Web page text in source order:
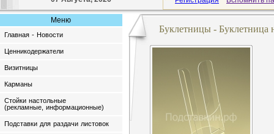
Меню
Главная - Новости
Ценникодержатели
Визитницы
Карманы
Стойки настольные
(рекламные, информационные)
Подставки для раздачи листовок
Буклетницы - Буклетница